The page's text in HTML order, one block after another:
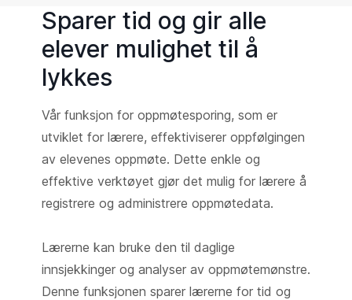
Sparer tid og gir alle
elever mulighet til å
lykkes
Vår funksjon for oppmøtesporing, som er
utviklet for lærere, effektiviserer oppfølgingen
av elevenes oppmøte. Dette enkle og
effektive verktøyet gjør det mulig for lærere å
registrere og administrere oppmøtedata.
Lærerne kan bruke den til daglige
innsjekkinger og analyser av oppmøtemønstre.
Denne funksjonen sparer lærerne for tid og